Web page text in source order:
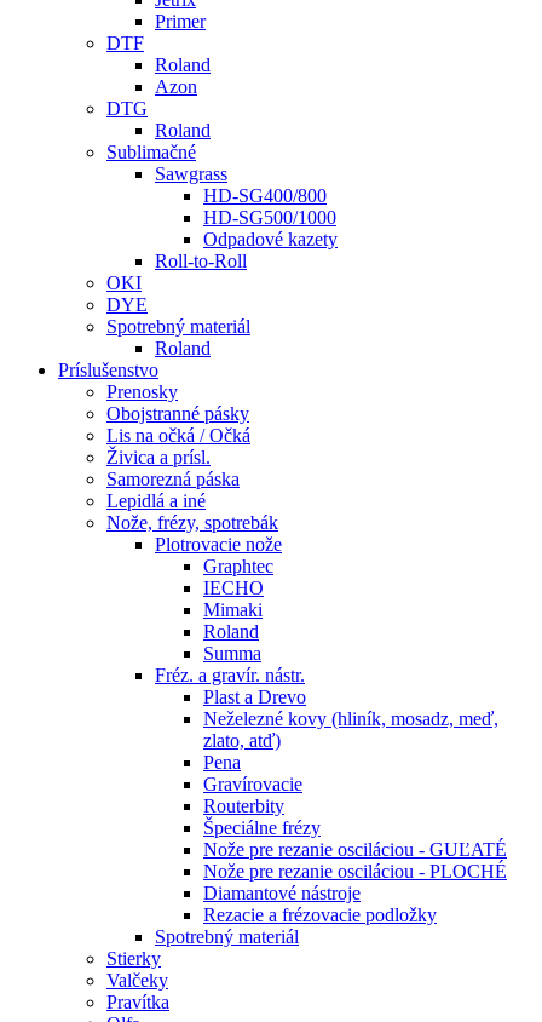
Primer
DTF
Roland
Azon
DTG
Roland
Sublimačné
Sawgrass
HD-SG400/800
HD-SG500/1000
Odpadové kazety
Roll-to-Roll
OKI
DYE
Spotrebný materiál
Roland
Príslušenstvo
Prenosky
Obojstranné pásky
Lis na očká / Očká
Živica a prísl.
Samorezná páska
Lepidlá a iné
Nože, frézy, spotrebák
Plotrovacie nože
Graphtec
IECHO
Mimaki
Roland
Summa
Fréz. a gravír. nástr.
Plast a Drevo
Neželezné kovy (hliník, mosadz, meď,
zlato, atď)
Pena
Gravírovacie
Routerbity
Špeciálne frézy
Nože pre rezanie osciláciou - GUĽATÉ
Nože pre rezanie osciláciou - PLOCHÉ
Diamantové nástroje
Rezacie a frézovacie podložky
Spotrebný materiál
Stierky
Valčeky
Pravítka